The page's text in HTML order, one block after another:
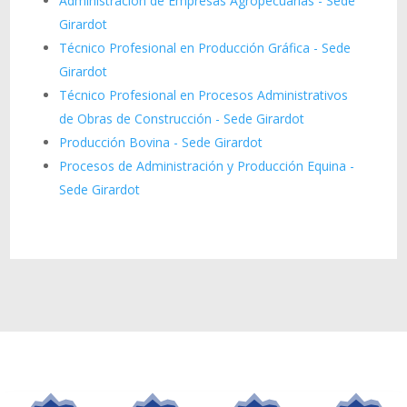
Girardot
Técnico Profesional en Producción Gráfica - Sede
Girardot
Técnico Profesional en Procesos Administrativos
de Obras de Construcción - Sede Girardot
Producción Bovina - Sede Girardot
Procesos de Administración y Producción Equina -
Sede Girardot